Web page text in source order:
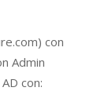
con
Admin
con: